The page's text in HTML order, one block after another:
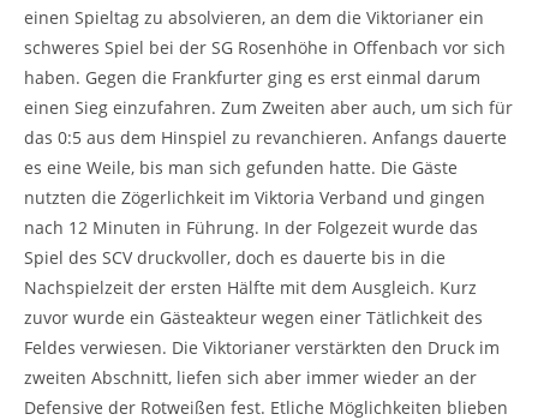
einen Spieltag zu absolvieren, an dem die Viktorianer ein
schweres Spiel bei der SG Rosenhöhe in Offenbach vor sich
haben. Gegen die Frankfurter ging es erst einmal darum
einen Sieg einzufahren. Zum Zweiten aber auch, um sich für
das 0:5 aus dem Hinspiel zu revanchieren. Anfangs dauerte
es eine Weile, bis man sich gefunden hatte. Die Gäste
nutzten die Zögerlichkeit im Viktoria Verband und gingen
nach 12 Minuten in Führung. In der Folgezeit wurde das
Spiel des SCV druckvoller, doch es dauerte bis in die
Nachspielzeit der ersten Hälfte mit dem Ausgleich. Kurz
zuvor wurde ein Gästeakteur wegen einer Tätlichkeit des
Feldes verwiesen. Die Viktorianer verstärkten den Druck im
zweiten Abschnitt, liefen sich aber immer wieder an der
Defensive der Rotweißen fest. Etliche Möglichkeiten blieben